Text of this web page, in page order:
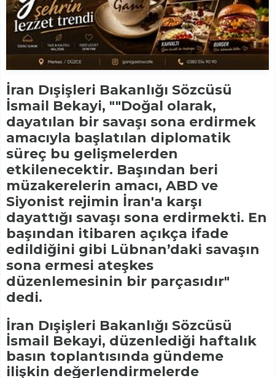
İran Dışişleri Bakanlığı Sözcüsü
İsmail Bekayi, ""Doğal olarak,
dayatılan bir savaşı sona erdirmek
amacıyla başlatılan diplomatik
süreç bu gelişmelerden
etkilenecektir. Başından beri
müzakerelerin amacı, ABD ve
Siyonist rejimin İran'a karşı
dayattığı savaşı sona erdirmekti. En
başından itibaren açıkça ifade
edildiğini gibi Lübnan’daki savaşın
sona ermesi ateşkes
düzenlemesinin bir parçasıdır"
dedi.
İran Dışişleri Bakanlığı Sözcüsü
İsmail Bekayi, düzenlediği haftalık
basın toplantısında gündeme
ilişkin değerlendirmelerde